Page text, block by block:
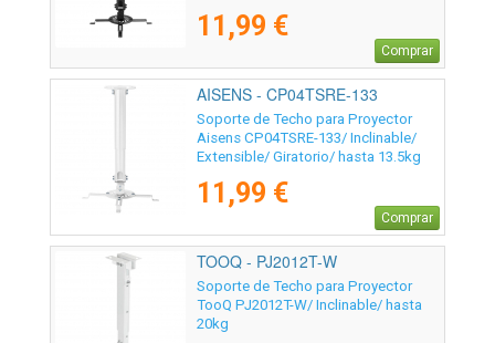
11,99 €
Comprar
AISENS - CP04TSRE-133
Soporte de Techo para Proyector
Aisens CP04TSRE-133/ Inclinable/
Extensible/ Giratorio/ hasta 13.5kg
11,99 €
Comprar
TOOQ - PJ2012T-W
Soporte de Techo para Proyector
TooQ PJ2012T-W/ Inclinable/ hasta
20kg